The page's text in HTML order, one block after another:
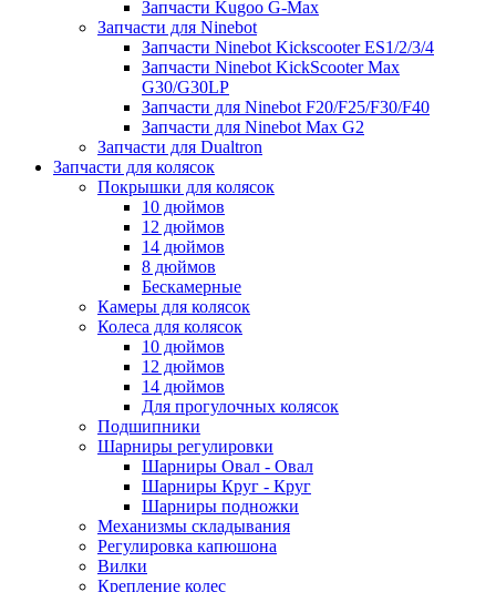
Запчасти Kugoo G-Max
Запчасти для Ninebot
Запчасти Ninebot Kickscooter ES1/2/3/4
Запчасти Ninebot KickScooter Max
G30/G30LP
Запчасти для Ninebot F20/F25/F30/F40
Запчасти для Ninebot Max G2
Запчасти для Dualtron
Запчасти для колясок
Покрышки для колясок
10 дюймов
12 дюймов
14 дюймов
8 дюймов
Бескамерные
Камеры для колясок
Колеса для колясок
10 дюймов
12 дюймов
14 дюймов
Для прогулочных колясок
Подшипники
Шарниры регулировки
Шарниры Овал - Овал
Шарниры Круг - Круг
Шарниры подножки
Механизмы складывания
Регулировка капюшона
Вилки
Крепление колес